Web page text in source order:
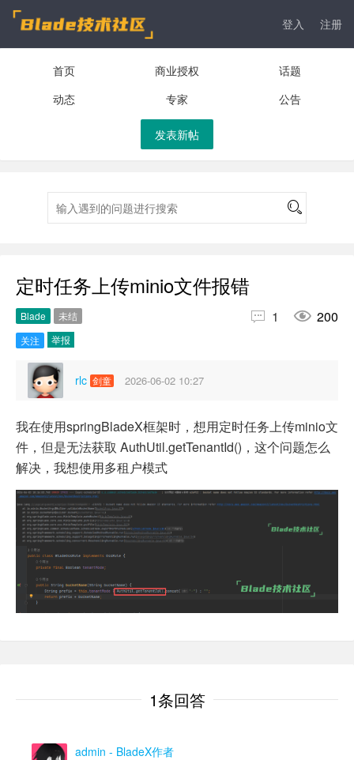
登入 注册
首页 商业授权
话题
动态
专家 公告
发表新帖
定时任务上传minio文件报错
Blade
未结
关注
举报
 1  200
rlc 剑童 2026-06-02 10:27
我在使用springBladeX框架时，想用定时任务上传minio文
件，但是无法获取 AuthUtil.getTenantId()，这个问题怎么
解决，我想使用多租户模式
1条回答
admin - BladeX作者